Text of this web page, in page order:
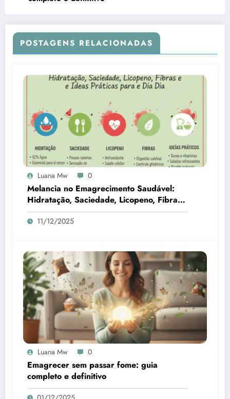
POSTAGENS RELACIONADAS
Luana Mw 0
Melancia no Emagrecimento Saudável:
Hidratação, Saciedade, Licopeno, Fibras
e Ideias Práticas para o Dia a Dia
11/12/2025
Luana Mw 0
Emagrecer sem passar fome: guia
completo e definitivo